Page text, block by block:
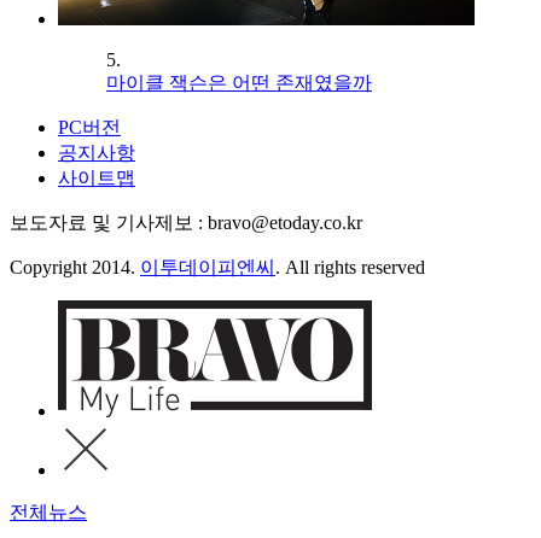
5.
마이클 잭슨은 어떤 존재였을까
PC버전
공지사항
사이트맵
보도자료 및 기사제보 : bravo@etoday.co.kr
Copyright 2014. 이투데이피엔씨 . All rights reserved
전체뉴스